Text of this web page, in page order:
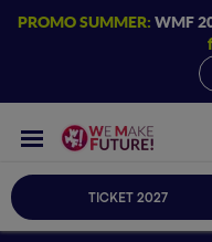
PROMO SUMMER: WMF
TICKET 2027